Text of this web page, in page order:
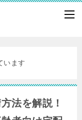
います
法を解説！